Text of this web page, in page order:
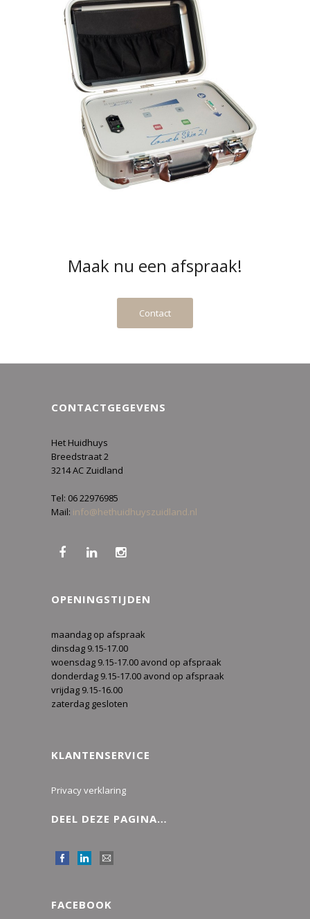
Maak nu een afspraak!
Contact
CONTACTGEGEVENS
Het Huidhuys
Breedstraat 2
3214 AC Zuidland
Tel: 06 22976985
Mail: info@hethuidhuyszuidland.nl
OPENINGSTIJDEN
maandag op afspraak
dinsdag 9.15-17.00
woensdag 9.15-17.00 avond op afspraak
donderdag 9.15-17.00 avond op afspraak
vrijdag 9.15-16.00
zaterdag gesloten
KLANTENSERVICE
Privacy verklaring
DEEL DEZE PAGINA…
FACEBOOK